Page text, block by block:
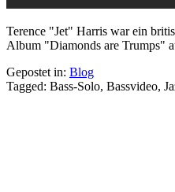
Terence "Jet" Harris war ein
Album "Diamonds are Trumps"
Gepostet in: Blog
Tagged: Bass-Solo, Bassvideo,